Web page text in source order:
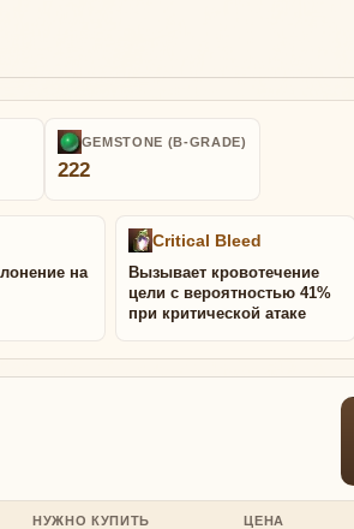
GEMSTONE (B-GRADE)
222
на
Critical Bleed
Вызывает кровотечение
цели с вероятностью 41%
при критической атаке
НУЖНО КУПИТЬ ЦЕНА